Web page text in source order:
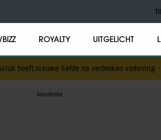
ROYALTY UITGELICHT
liefde na verbroken verloving•Voormalig prins